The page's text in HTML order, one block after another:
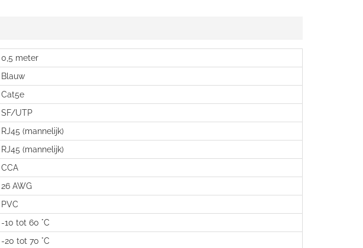
0,5 meter
Blauw
Cat5e
SF/UTP
RJ45 (mannelijk)
RJ45 (mannelijk)
CCA
26 AWG
PVC
-10 tot 60 °C
-20 tot 70 °C